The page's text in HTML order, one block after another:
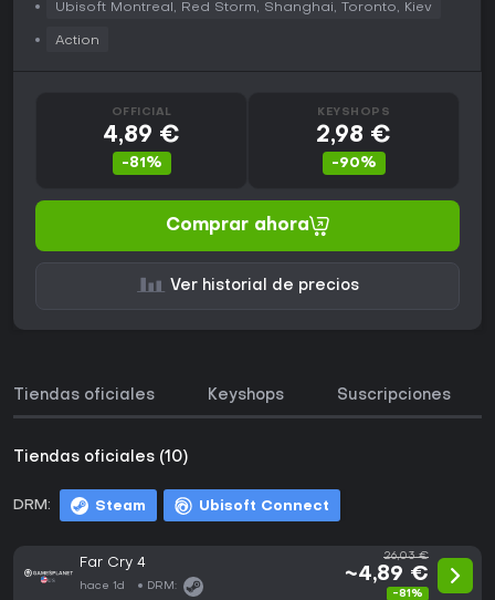
Ubisoft Montreal, Red Storm, Shanghai, Toronto, Kiev
Action
OFFICIAL
4,89 €
-81%
KEYSHOPS
2,98 €
-90%
Comprar ahora
Ver historial de precios
Tiendas oficiales Keyshops Suscripciones
Tiendas oficiales (10)
DRM: Steam Ubisoft Connect
Far Cry 4
hace 1d DRM:
26,03 €
~4,89 €
-81%